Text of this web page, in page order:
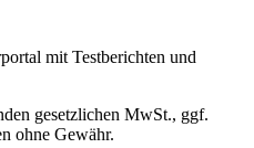
mit Testberichten und
gesetzlichen MwSt., ggf.
ohne Gewähr.